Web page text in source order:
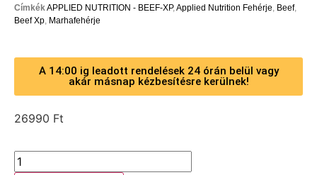
CímkékAPPLIED NUTRITION - BEEF-XP,Applied Nutrition Fehérje, Beef,
Beef Xp, Marhafehérje
A 14:00 ig leadott rendelések 24 órán belül vagy
akár másnap kézbesítésre kerülnek!
26990 Ft